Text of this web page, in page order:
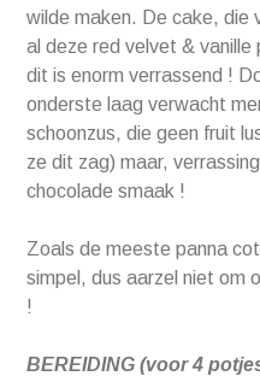
wilde maken. De cake, die
al deze red velvet &
dit is enorm verrassend !
onderste laag verwacht
schoonzus, die geen fruit
ze dit zag) maar,
chocolade smaak !
Zoals de meeste panna
simpel, dus aarzel niet om
!
BEREIDING (voor 4